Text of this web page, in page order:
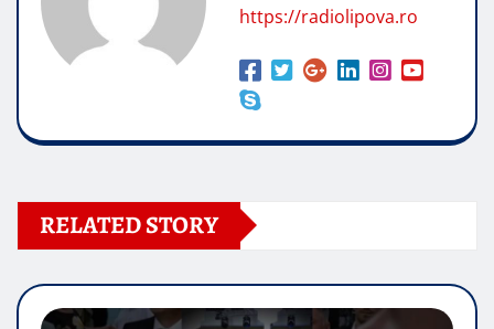
https://radiolipova.ro
RELATED STORY